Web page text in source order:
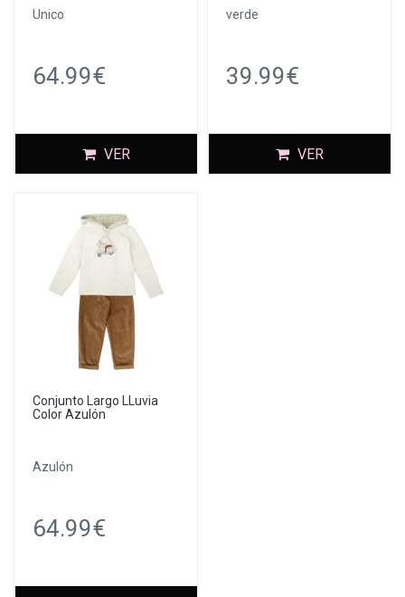
Unico
64.99€
VER
verde
39.99€
VER
Conjunto Largo LLuvia
Color Azulón
Azulón
64.99€